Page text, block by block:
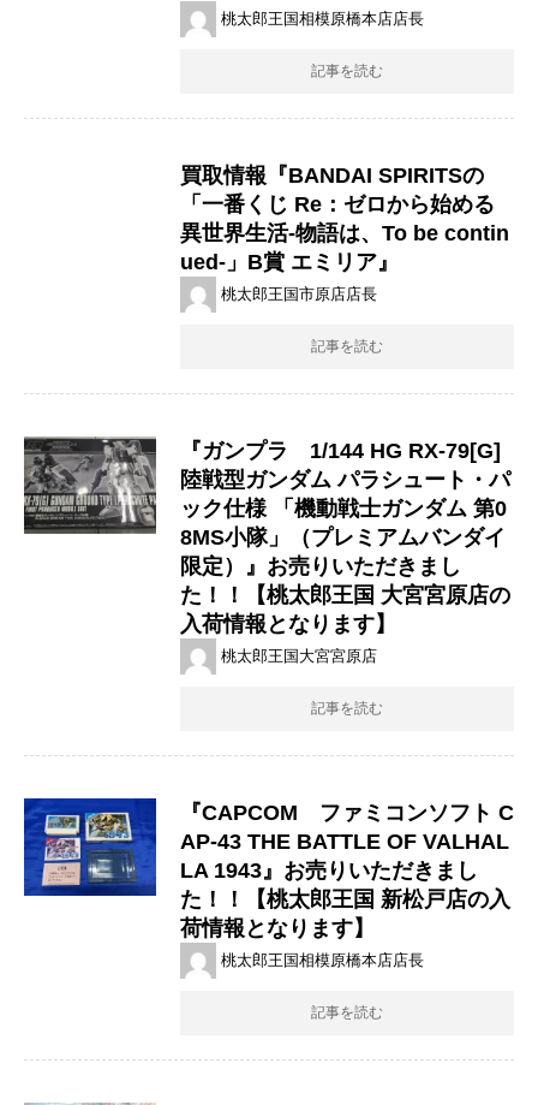
桃太郎王国相模原橋本店店長
記事を読む
買取情報『BANDAI ​SPIRITSの
「一番くじ ​Re：ゼロから始める
異世界生活-物語は、To ​be ​contin
ued-」B賞 ​エミリア』
桃太郎王国市原店店長
記事を読む
『ガンプラ 1/144 ​HG ​RX-79[G] ​
陸戦型ガンダム ​パラシュート・パ
ック仕様 ​「機動戦士ガンダム ​第0
8MS小隊」（​プレミアムバンダイ
限定）』お売りいただきまし
た！！【桃太郎王国 大宮宮原店の
入荷情報となります】
桃太郎王国大宮宮原店
記事を読む
『CAPCOM ファミコンソフト C
AP-43 ​THE ​BATTLE ​OF ​VALHAL
LA ​1943』お売りいただきまし
た！！【桃太郎王国 新松戸店の入
荷情報となります】
桃太郎王国相模原橋本店店長
記事を読む